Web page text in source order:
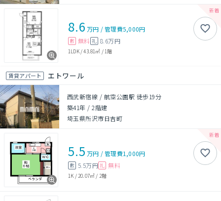
8.6 万円 /管理費5,000円
敷 無料 礼 8.6万円
1LDK/43.81㎡ / 1階
賃貸アパート エトワール
西武新宿線 / 航空公園駅 徒歩19分
築41年 /2階建
埼玉県所沢市日吉町
5.5 万円 /管理費1,000円
敷 5.5万円 礼 無料
1K / 20.07㎡ / 2階